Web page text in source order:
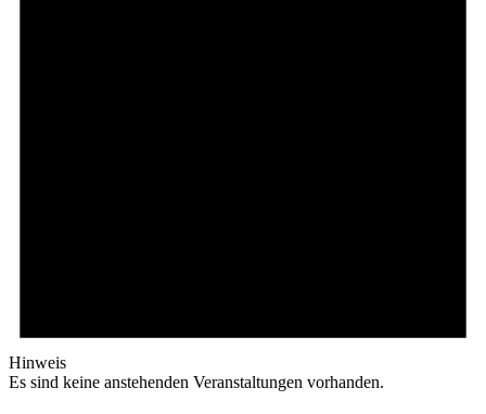
Hinweis
Es sind keine anstehenden Veranstaltungen vorhanden.